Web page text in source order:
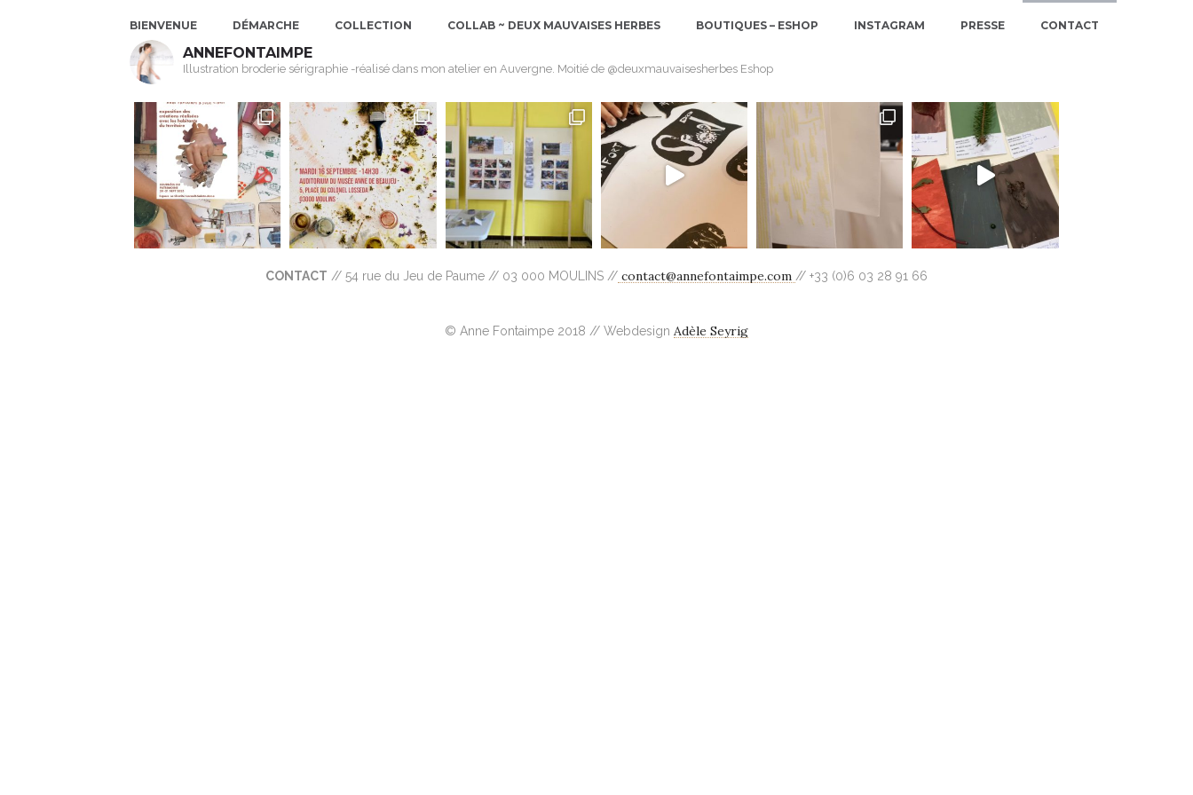
BIENVENUE DÉMARCHE COLLECTION COLLAB ~ DEUX MAUVAISES HERBES BOUTIQUES – ESHOP INSTAGRAM PRESSE CONTACT
ANNEFONTAIMPE
Illustration broderie sérigraphie -réalisé dans mon atelier en Auvergne. Moitié de @deuxmauvaisesherbes Eshop
CONTACT // 54 rue du Jeu de Paume // 03 000 MOULINS // contact@annefontaimpe.com // +33 (0)6 03 28 91 66
© Anne Fontaimpe 2018 // Webdesign Adèle Seyrig